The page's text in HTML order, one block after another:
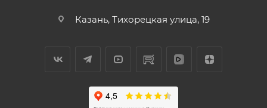
Казань, Тихорецкая улица, 19